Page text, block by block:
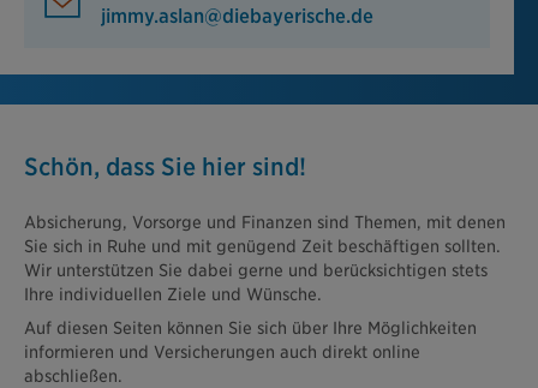
jimmy.aslan@diebayerische.de
Schön, dass Sie hier sind!
Absicherung, Vorsorge und Finanzen sind Themen, mit denen
Sie sich in Ruhe und mit genügend Zeit beschäftigen sollten.
Wir unterstützen Sie dabei gerne und berücksichtigen stets
Ihre individuellen Ziele und Wünsche.
Auf diesen Seiten können Sie sich über Ihre Möglichkeiten
informieren und Versicherungen auch direkt online
abschließen.